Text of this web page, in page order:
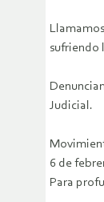
sufriendo
Judicial.
6 de
Para